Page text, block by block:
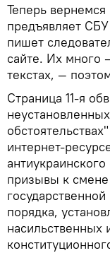
Теперь
предъявляет
пишет
сайте. Их много
текстах, —
Страница 11-я
интернет-
призывы к смене
порядка,